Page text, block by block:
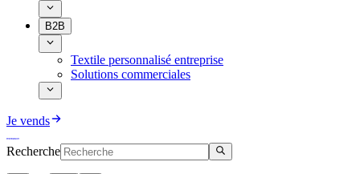
B2B
Textile personnalisé entreprise
Solutions commerciales
Je vends
Recherche